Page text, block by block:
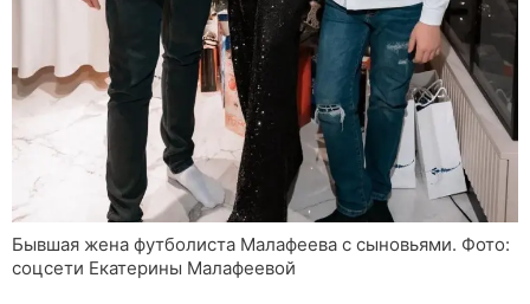
Бывшая жена футболиста Малафеева с сыновьями. Фото:
соцсети Екатерины Малафеевой